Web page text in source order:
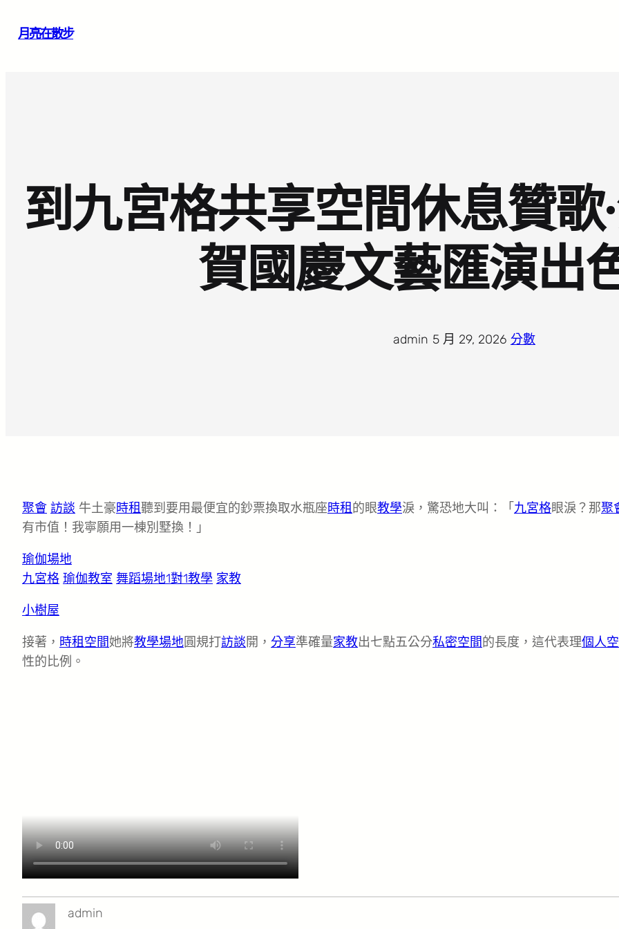
月亮在散步
到九宮格共享空間休息贊歌
賀國慶文藝匯演出
admin 5 月 29, 2026 分數
聚會 訪談 牛土豪時租聽到要用最便宜的鈔票換取水瓶座時租的眼教學淚，驚恐地大叫：「 九宮格眼淚？那聚
有市值！我寧願用一棟別墅換！」
瑜伽場地
九宮格 瑜伽教室 舞蹈場地1對1教學 家教
小樹屋
接著， 時租空間她將教學場地圓規打訪談開， 分享準確量家教出七點五公分私密空間的長度，這代表理個人
性的比例。
admin